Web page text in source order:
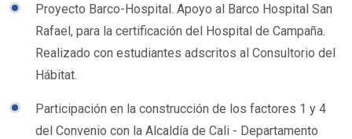
Proyecto Barco-Hospital. Apoyo al Barco Hospital San
Rafael, para la certificación del Hospital de Campaña.
Realizado con estudiantes adscritos al Consultorio del
Hábitat.
Participación en la construcción de los factores 1 y 4
del Convenio con la Alcaldía de Cali - Departamento